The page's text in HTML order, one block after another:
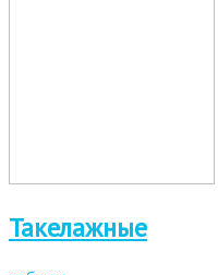
Такелажные